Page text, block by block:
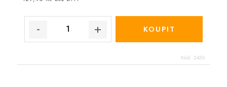
Kód: 2456